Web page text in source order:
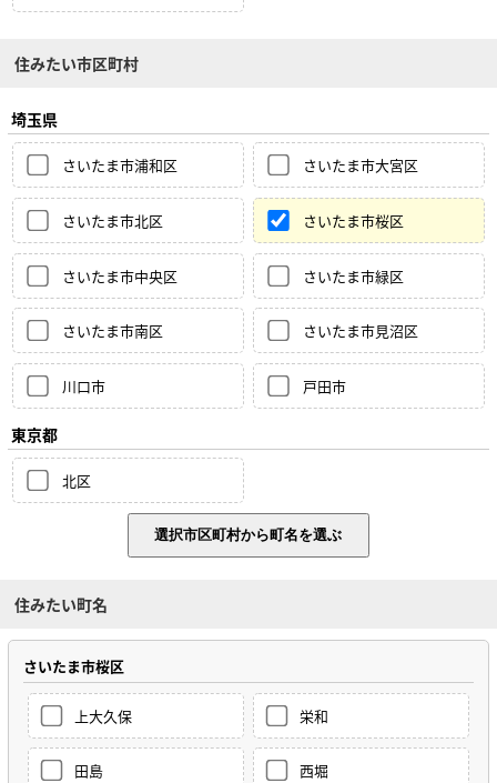
住みたい市区町村
埼玉県
さいたま市浦和区 さいたま市大宮区
さいたま市北区 さいたま市桜区
さいたま市中央区 さいたま市緑区
さいたま市南区 さいたま市見沼区
川口市 戸田市
東京都
北区
住みたい町名
さいたま市桜区
上大久保 栄和
田島 西堀